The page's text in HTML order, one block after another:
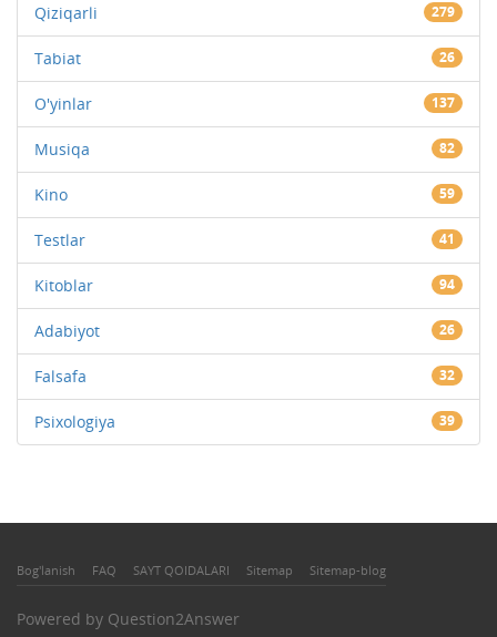
Qiziqarli 279
Tabiat 26
O'yinlar 137
Musiqa 82
Kino 59
Testlar 41
Kitoblar 94
Adabiyot 26
Falsafa 32
Psixologiya 39
Bog'lanish FAQ SAYT QOIDALARI Sitemap Sitemap-blog
Powered by Question2Answer